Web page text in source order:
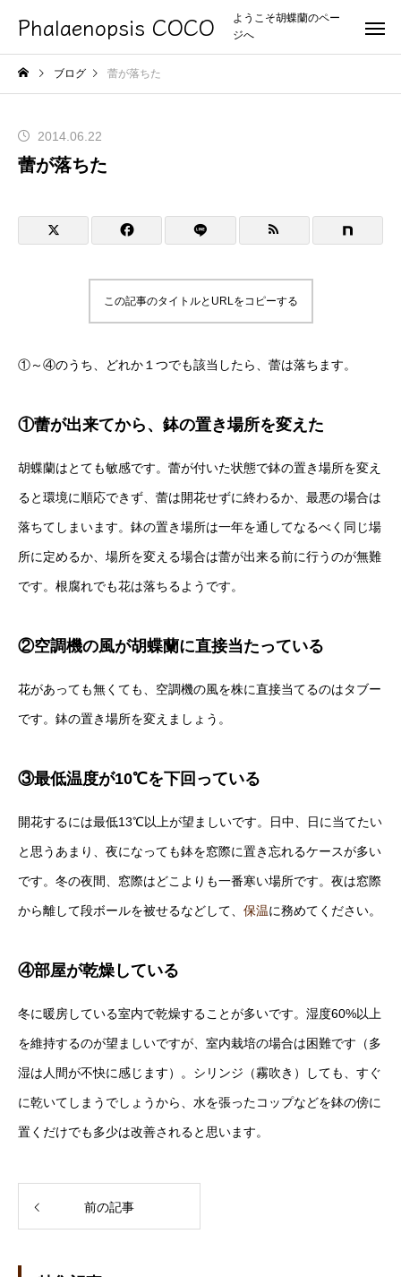
Phalaenopsis COCO
ようこそ胡蝶蘭のペー
ジへ
ブログ 蕾が落ちた
2014.06.22
蕾が落ちた
この記事のタイトルとURLをコピーする
①～④のうち、どれか１つでも該当したら、蕾は落ちます。
①蕾が出来てから、鉢の置き場所を変えた
胡蝶蘭はとても敏感です。蕾が付いた状態で鉢の置き場所を変え
ると環境に順応できず、蕾は開花せずに終わるか、最悪の場合は
落ちてしまいます。鉢の置き場所は一年を通してなるべく同じ場
所に定めるか、場所を変える場合は蕾が出来る前に行うのが無難
です。根腐れでも花は落ちるようです。
②空調機の風が胡蝶蘭に直接当たっている
花があっても無くても、空調機の風を株に直接当てるのはタブー
です。鉢の置き場所を変えましょう。
③最低温度が10℃を下回っている
開花するには最低13℃以上が望ましいです。日中、日に当てたい
と思うあまり、夜になっても鉢を窓際に置き忘れるケースが多い
です。冬の夜間、窓際はどこよりも一番寒い場所です。夜は窓際
から離して段ボールを被せるなどして、 保温に務めてください。
④部屋が乾燥している
冬に暖房している室内で乾燥することが多いです。湿度60%以上
を維持するのが望ましいですが、室内栽培の場合は困難です（多
湿は人間が不快に感じます）。シリンジ（霧吹き）しても、すぐ
に乾いてしまうでしょうから、水を張ったコップなどを鉢の傍に
置くだけでも多少は改善されると思います。
前の記事